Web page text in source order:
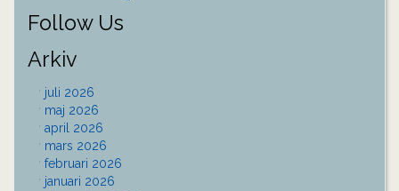
Follow Us
Arkiv
juli 2026
maj 2026
april 2026
mars 2026
februari 2026
januari 2026